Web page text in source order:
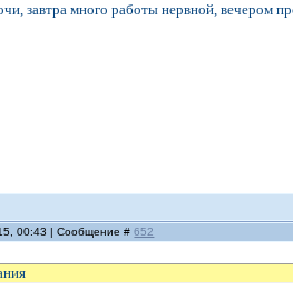
завтра много работы нервной,
00:43 | Сообщение #652